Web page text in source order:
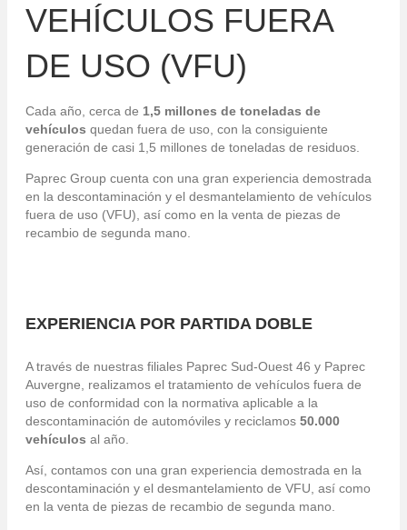
VEHÍCULOS FUERA
DE USO (VFU)
Cada año, cerca de 1,5 millones de toneladas de
vehículos quedan fuera de uso, con la consiguiente
generación de casi 1,5 millones de toneladas de residuos.
Paprec Group cuenta con una gran experiencia demostrada
en la descontaminación y el desmantelamiento de vehículos
fuera de uso (VFU), así como en la venta de piezas de
recambio de segunda mano.
EXPERIENCIA POR PARTIDA DOBLE
A través de nuestras filiales Paprec Sud-Ouest 46 y Paprec
Auvergne, realizamos el tratamiento de vehículos fuera de
uso de conformidad con la normativa aplicable a la
descontaminación de automóviles y reciclamos 50.000
vehículos al año.
Así, contamos con una gran experiencia demostrada en la
descontaminación y el desmantelamiento de VFU, así como
en la venta de piezas de recambio de segunda mano.